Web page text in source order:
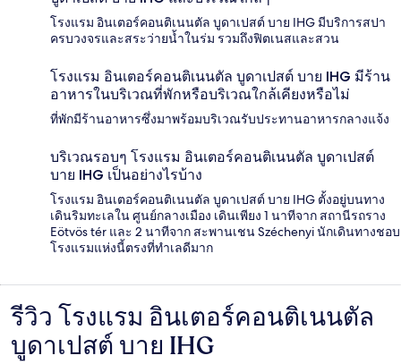
โรงแรม อินเตอร์คอนติเนนตัล บูดาเปสต์ บาย IHG มีบริการสปา
ครบวงจรและสระว่ายน้ำในร่ม รวมถึงฟิตเนสและสวน
โรงแรม อินเตอร์คอนติเนนตัล บูดาเปสต์ บาย IHG มีร้าน
อาหารในบริเวณที่พักหรือบริเวณใกล้เคียงหรือไม่
ที่พักมีร้านอาหารซึ่งมาพร้อมบริเวณรับประทานอาหารกลางแจ้ง
บริเวณรอบๆ โรงแรม อินเตอร์คอนติเนนตัล บูดาเปสต์
บาย IHG เป็นอย่างไรบ้าง
โรงแรม อินเตอร์คอนติเนนตัล บูดาเปสต์ บาย IHG ตั้งอยู่บนทาง
เดินริมทะเลใน ศูนย์กลางเมือง เดินเพียง 1 นาทีจาก สถานีรถราง
Eötvös tér และ 2 นาทีจาก สะพานเชน Széchenyi นักเดินทางชอบ
โรงแรมแห่งนี้ตรงที่ทำเลดีมาก
รีวิว
รีวิว โรงแรม อินเตอร์คอนติเนนตัล
บูดาเปสต์ บาย IHG